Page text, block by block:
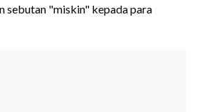
sebutan "miskin" kepada para